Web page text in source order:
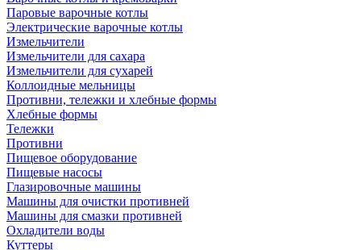
Паровые варочные котлы
Электрические варочные котлы
Измельчители
Измельчители для сахара
Измельчители для сухарей
Коллоидные мельницы
Противни, тележки и хлебные формы
Хлебные формы
Тележки
Противни
Пищевое оборудование
Пищевые насосы
Глазировочные машины
Машины для очистки противней
Машины для смазки противней
Охладители воды
Куттеры